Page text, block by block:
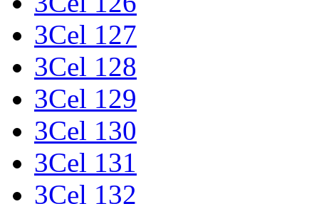
3Cel 127
3Cel 128
3Cel 129
3Cel 130
3Cel 131
3Cel 132